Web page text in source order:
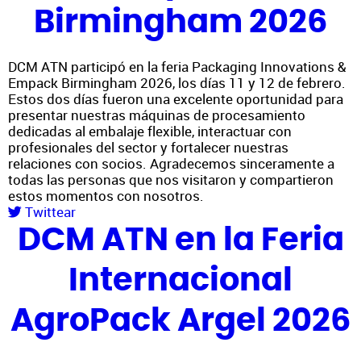
Birmingham 2026
DCM ATN participó en la feria Packaging Innovations &
Empack Birmingham 2026, los días 11 y 12 de febrero.
Estos dos días fueron una excelente oportunidad para
presentar nuestras máquinas de procesamiento
dedicadas al embalaje flexible, interactuar con
profesionales del sector y fortalecer nuestras
relaciones con socios. Agradecemos sinceramente a
todas las personas que nos visitaron y compartieron
estos momentos con nosotros.
Twittear
DCM ATN en la Feria
Internacional
AgroPack Argel 2026